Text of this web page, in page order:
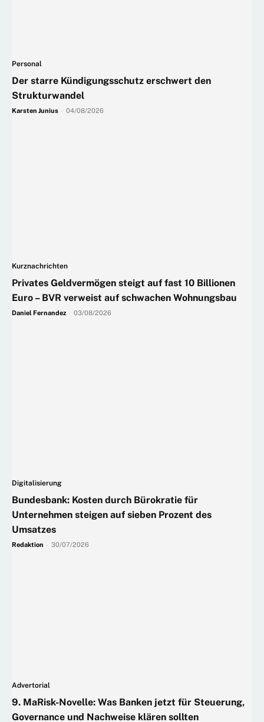
Personal
Der starre Kündigungsschutz erschwert den
Strukturwandel
Karsten Junius 04/08/2026
Kurznachrichten
Privates Geldvermögen steigt auf fast 10 Billionen
Euro – BVR verweist auf schwachen Wohnungsbau
Daniel Fernandez 03/08/2026
Digitalisierung
Bundesbank: Kosten durch Bürokratie für
Unternehmen steigen auf sieben Prozent des
Umsatzes
Redaktion 30/07/2026
Advertorial
9. MaRisk-Novelle: Was Banken jetzt für Steuerung,
Governance und Nachweise klären sollten